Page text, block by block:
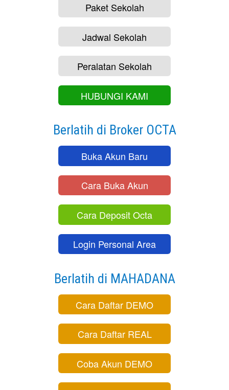
Paket Sekolah
Jadwal Sekolah
Peralatan Sekolah
HUBUNGI KAMI
Berlatih di Broker OCTA
Buka Akun Baru
Cara Buka Akun
Cara Deposit Octa
Login Personal Area
Berlatih di MAHADANA
Cara Daftar DEMO
Cara Daftar REAL
Coba Akun DEMO